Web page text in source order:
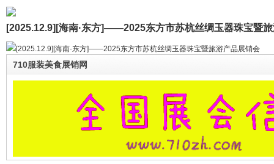
索
[2025.12.9][海南·东方]——2025东方市苏杭丝绸玉器珠宝暨
[2025.12.9][海南·东方]——2025东方市苏杭丝绸玉器珠宝暨旅游产品展销会
710服装美食展销网